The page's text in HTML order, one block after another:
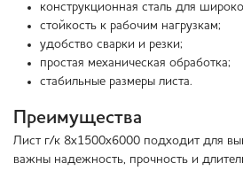
конструкционная сталь для
стойкость к рабочим нагрузкам;
удобство сварки и резки;
простая механическая обработка;
стабильные размеры листа.
Преимущества
Лист г/к 8х1500х6000 подходит для
важны надежность, прочность и